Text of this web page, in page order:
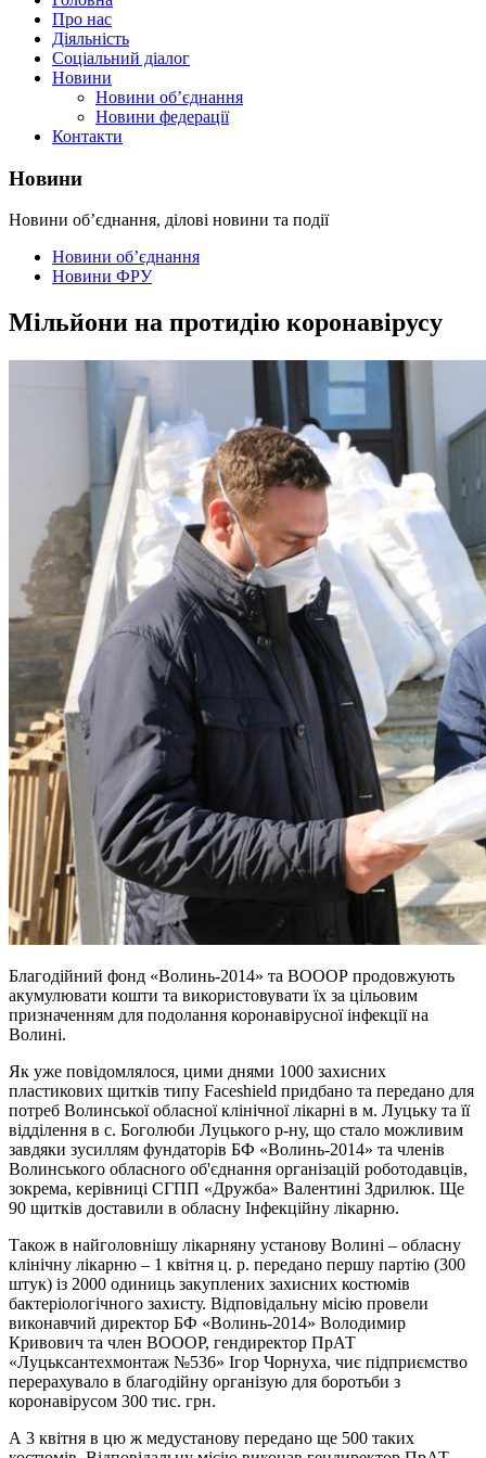
Про нас
Діяльність
Соціальний діалог
Новини
Новини об’єднання
Новини федерації
Контакти
Новини
Новини об’єднання, ділові новини та події
Новини об’єднання
Новини ФРУ
Мільйони на протидію коронавірусу
Благодійний фонд «Волинь-2014» та ВОООР продовжують
акумулювати кошти та використовувати їх за цільовим
призначенням для подолання коронавірусної інфекції на
Волині.
Як уже повідомлялося, цими днями 1000 захисних
пластикових щитків типу Faceshield придбано та передано для
потреб Волинської обласної клінічної лікарні в м. Луцьку та її
відділення в с. Боголюби Луцького р-ну, що стало можливим
завдяки зусиллям фундаторів БФ «Волинь-2014» та членів
Волинського обласного об'єднання організацій роботодавців,
зокрема, керівниці СГПП «Дружба» Валентині Здрилюк. Ще
90 щитків доставили в обласну Інфекційну лікарню.
Також в найголовнішу лікарняну установу Волині – обласну
клінічну лікарню – 1 квітня ц. р. передано першу партію (300
штук) із 2000 одиниць закуплених захисних костюмів
бактеріологічного захисту. Відповідальну місію провели
виконавчий директор БФ «Волинь-2014» Володимир
Кривович та член ВОООР, гендиректор ПрАТ
«Луцьксантехмонтаж №536» Ігор Чорнуха, чиє підприємство
перерахувало в благодійну організую для боротьби з
коронавірусом 300 тис. грн.
А 3 квітня в цю ж медустанову передано ще 500 таких